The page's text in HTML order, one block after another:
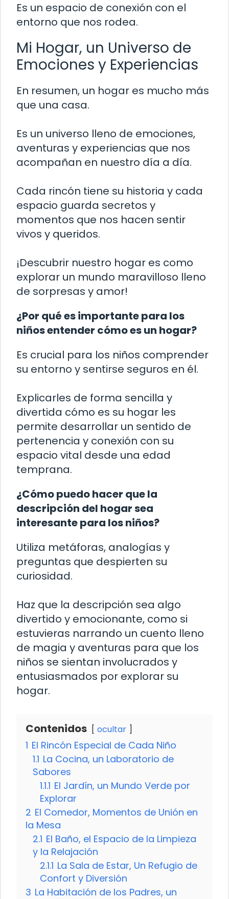
Es un espacio de conexión con el
entorno que nos rodea.
Mi Hogar, un Universo de
Emociones y Experiencias
En resumen, un hogar es mucho más
que una casa.
Es un universo lleno de emociones,
aventuras y experiencias que nos
acompañan en nuestro día a día.
Cada rincón tiene su historia y cada
espacio guarda secretos y
momentos que nos hacen sentir
vivos y queridos.
¡Descubrir nuestro hogar es como
explorar un mundo maravilloso lleno
de sorpresas y amor!
¿Por qué es importante para los
niños entender cómo es un hogar?
Es crucial para los niños comprender
su entorno y sentirse seguros en él.
Explicarles de forma sencilla y
divertida cómo es su hogar les
permite desarrollar un sentido de
pertenencia y conexión con su
espacio vital desde una edad
temprana.
¿Cómo puedo hacer que la
descripción del hogar sea
interesante para los niños?
Utiliza metáforas, analogías y
preguntas que despierten su
curiosidad.
Haz que la descripción sea algo
divertido y emocionante, como si
estuvieras narrando un cuento lleno
de magia y aventuras para que los
niños se sientan involucrados y
entusiasmados por explorar su
hogar.
Contenidos ocultar
1 El Rincón Especial de Cada Niño
1.1 La Cocina, un Laboratorio de
Sabores
1.1.1 El Jardín, un Mundo Verde por
Explorar
2 El Comedor, Momentos de Unión en
la Mesa
2.1 El Baño, el Espacio de la Limpieza
y la Relajación
2.1.1 La Sala de Estar, Un Refugio de
Confort y Diversión
3 La Habitación de los Padres, un